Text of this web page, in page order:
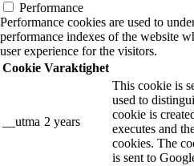
Performance
Performance cookies are used to
performance indexes of the website
user experience for the visitors.
Cookie Varaktighet
__utma 2 years
This cookie is
used to
cookie is
executes and
cookies. The
is sent to